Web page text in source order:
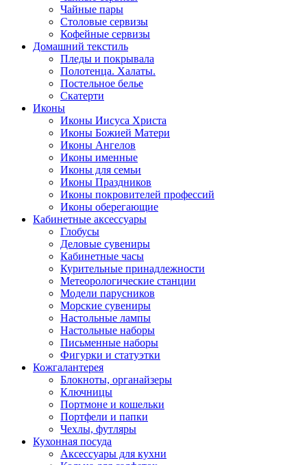
Чайные пары
Столовые сервизы
Кофейные сервизы
Домашний текстиль
Пледы и покрывала
Полотенца. Халаты.
Постельное белье
Скатерти
Иконы
Иконы Иисуса Христа
Иконы Божией Матери
Иконы Ангелов
Иконы именные
Иконы для семьи
Иконы Праздников
Иконы покровителей профессий
Иконы оберегающие
Кабинетные аксессуары
Глобусы
Деловые сувениры
Кабинетные часы
Курительные принадлежности
Метеорологические станции
Модели парусников
Морские сувениры
Настольные лампы
Настольные наборы
Письменные наборы
Фигурки и статуэтки
Кожгалантерея
Блокноты, органайзеры
Ключницы
Портмоне и кошельки
Портфели и папки
Чехлы, футляры
Кухонная посуда
Аксессуары для кухни